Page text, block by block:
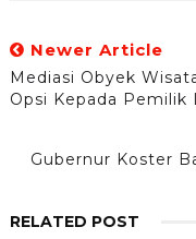
Newer Article
Mediasi Obyek
Opsi Kepada Pemilik
Gubernur Koster
RELATED POST